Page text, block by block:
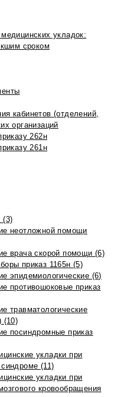
укладок:
сроком
кабинетов (отделений,
организаций
262н
261н
(3)
неотложной помощи
врача скорой помощи (6)
приказ 1165н (5)
эпидемиологические (6)
противошоковые приказ
травматологические
(10)
посиндромные приказ
укладки при
(11)
укладки при
кровообращения